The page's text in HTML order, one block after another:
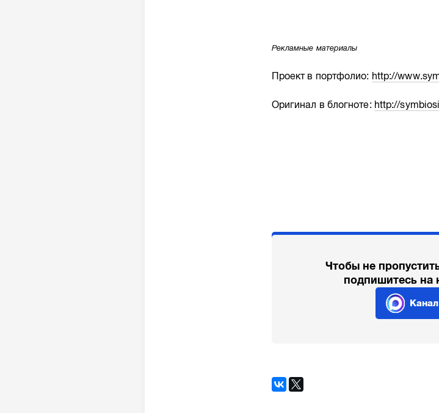
Рекламные материалы
Проект в портфолио: http://
Оригинал в блогноте: http://
Чтобы не
подпишитесь на